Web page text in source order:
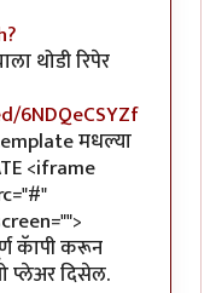
थोडी रिपेर
6NDQeCSYZf
मधल्या
<iframe
कॅापी करून
प्लेअर दिसेल.